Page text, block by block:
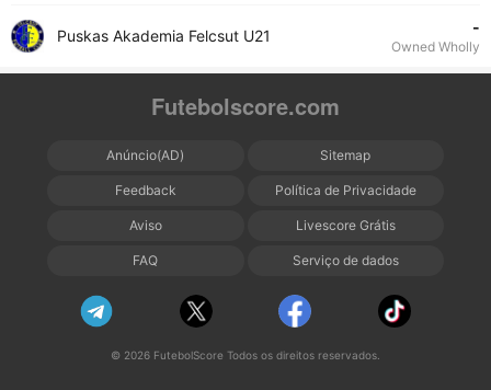
Puskas Akademia Felcsut U21 -
Owned Wholly
Futebolscore.com
Anúncio(AD) Sitemap
Feedback Política de Privacidade
Aviso Livescore Grátis
FAQ Serviço de dados
© 2026 FutebolScore Todos os direitos reservados.